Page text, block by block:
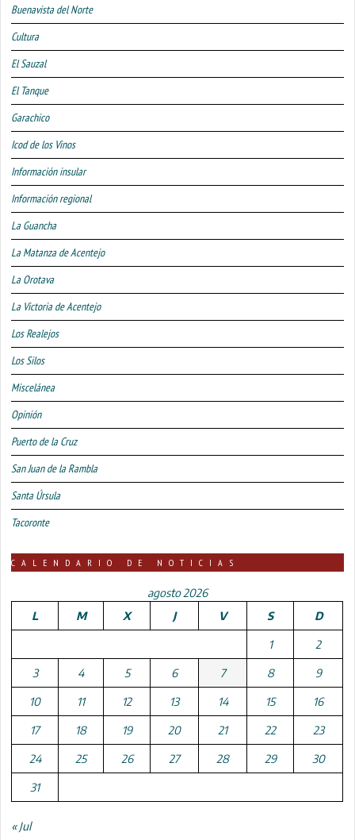
Buenavista del Norte
Cultura
El Sauzal
El Tanque
Garachico
Icod de los Vinos
Información insular
Información regional
La Guancha
La Matanza de Acentejo
La Orotava
La Victoria de Acentejo
Los Realejos
Los Silos
Miscelánea
Opinión
Puerto de la Cruz
San Juan de la Rambla
Santa Úrsula
Tacoronte
CALENDARIO DE NOTICIAS
agosto 2026
L
M X J V S D
1 2
3 4 5 6 7 8 9
10 11 12 13 14 15 16
17 18 19 20 21 22 23
24 25 26 27 28 29 30
31
« Jul